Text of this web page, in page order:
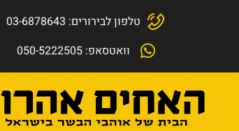
טלפון לבירורים: 03-6878643
וואטסאפ: 050-5222505